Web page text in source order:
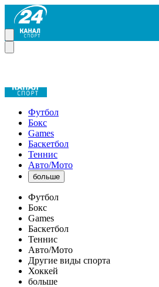
Футбол
Бокс
Games
Баскетбол
Теннис
Авто/Мото
больше
Футбол
Бокс
Games
Баскетбол
Теннис
Авто/Мото
Другие виды спорта
Хоккей
больше